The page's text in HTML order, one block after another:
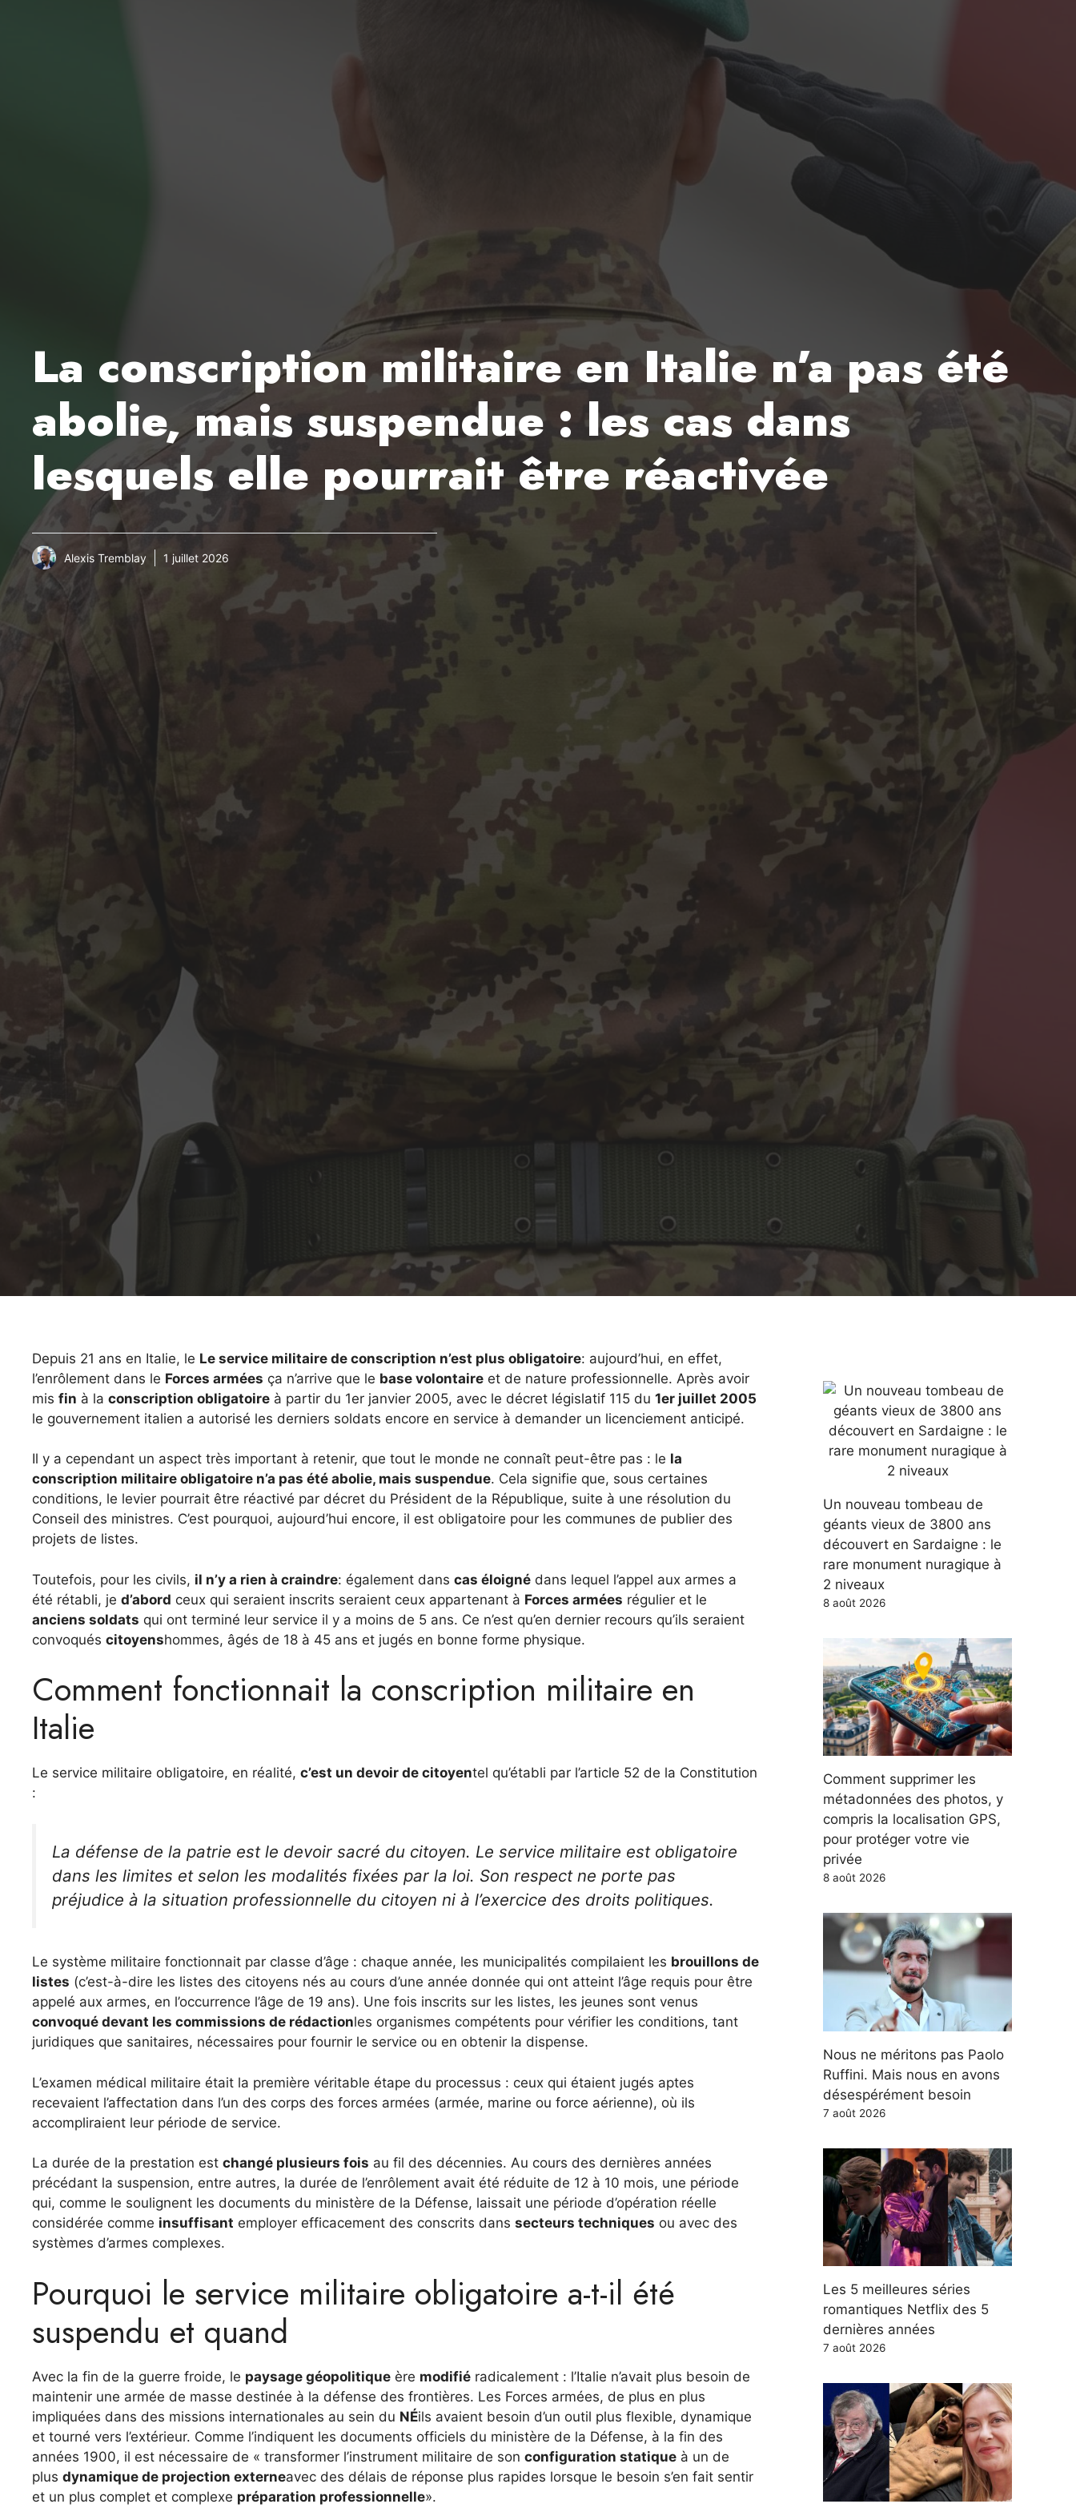
La conscription militaire en Italie n’a pas été
abolie, mais suspendue : les cas dans
lesquels elle pourrait être réactivée
Alexis Tremblay 1 juillet 2026
Depuis 21 ans en Italie, le Le service militaire de conscription n’est plus obligatoire: aujourd’hui, en effet,
l’enrôlement dans le Forces armées ça n’arrive que le base volontaire et de nature professionnelle. Après avoir
mis fin à la conscription obligatoire à partir du 1er janvier 2005, avec le décret législatif 115 du 1er juillet 2005
le gouvernement italien a autorisé les derniers soldats encore en service à demander un licenciement anticipé.
Il y a cependant un aspect très important à retenir, que tout le monde ne connaît peut-être pas : le la
conscription militaire obligatoire n’a pas été abolie, mais suspendue. Cela signifie que, sous certaines
conditions, le levier pourrait être réactivé par décret du Président de la République, suite à une résolution du
Conseil des ministres. C’est pourquoi, aujourd’hui encore, il est obligatoire pour les communes de publier des
projets de listes.
Toutefois, pour les civils, il n’y a rien à craindre: également dans cas éloigné dans lequel l’appel aux armes a
été rétabli, je d’abord ceux qui seraient inscrits seraient ceux appartenant à Forces armées régulier et le
anciens soldats qui ont terminé leur service il y a moins de 5 ans. Ce n’est qu’en dernier recours qu’ils seraient
convoqués citoyenshommes, âgés de 18 à 45 ans et jugés en bonne forme physique.
Comment fonctionnait la conscription militaire en
Italie
Le service militaire obligatoire, en réalité, c’est un devoir de citoyentel qu’établi par l’article 52 de la Constitution
:
La défense de la patrie est le devoir sacré du citoyen. Le service militaire est obligatoire
dans les limites et selon les modalités fixées par la loi. Son respect ne porte pas
préjudice à la situation professionnelle du citoyen ni à l’exercice des droits politiques.
Le système militaire fonctionnait par classe d’âge : chaque année, les municipalités compilaient les brouillons de
listes (c’est-à-dire les listes des citoyens nés au cours d’une année donnée qui ont atteint l’âge requis pour être
appelé aux armes, en l’occurrence l’âge de 19 ans). Une fois inscrits sur les listes, les jeunes sont venus
convoqué devant les commissions de rédactionles organismes compétents pour vérifier les conditions, tant
juridiques que sanitaires, nécessaires pour fournir le service ou en obtenir la dispense.
L’examen médical militaire était la première véritable étape du processus : ceux qui étaient jugés aptes
recevaient l’affectation dans l’un des corps des forces armées (armée, marine ou force aérienne), où ils
accompliraient leur période de service.
La durée de la prestation est changé plusieurs fois au fil des décennies. Au cours des dernières années
précédant la suspension, entre autres, la durée de l’enrôlement avait été réduite de 12 à 10 mois, une période
qui, comme le soulignent les documents du ministère de la Défense, laissait une période d’opération réelle
considérée comme insuffisant employer efficacement des conscrits dans secteurs techniques ou avec des
systèmes d’armes complexes.
Pourquoi le service militaire obligatoire a-t-il été
suspendu et quand
Avec la fin de la guerre froide, le paysage géopolitique ère modifié radicalement : l’Italie n’avait plus besoin de
maintenir une armée de masse destinée à la défense des frontières. Les Forces armées, de plus en plus
impliquées dans des missions internationales au sein du NÉils avaient besoin d’un outil plus flexible, dynamique
et tourné vers l’extérieur. Comme l’indiquent les documents officiels du ministère de la Défense, à la fin des
années 1900, il est nécessaire de « transformer l’instrument militaire de son configuration statique à un de
plus dynamique de projection externeavec des délais de réponse plus rapides lorsque le besoin s’en fait sentir
et un plus complet et complexe préparation professionnelle».
Un nouveau tombeau de
géants vieux de 3800 ans
découvert en Sardaigne : le
rare monument nuragique à
2 niveaux
8 août 2026
Comment supprimer les
métadonnées des photos, y
compris la localisation GPS,
pour protéger votre vie
privée
8 août 2026
Nous ne méritons pas Paolo
Ruffini. Mais nous en avons
désespérément besoin
7 août 2026
Les 5 meilleures séries
romantiques Netflix des 5
dernières années
7 août 2026